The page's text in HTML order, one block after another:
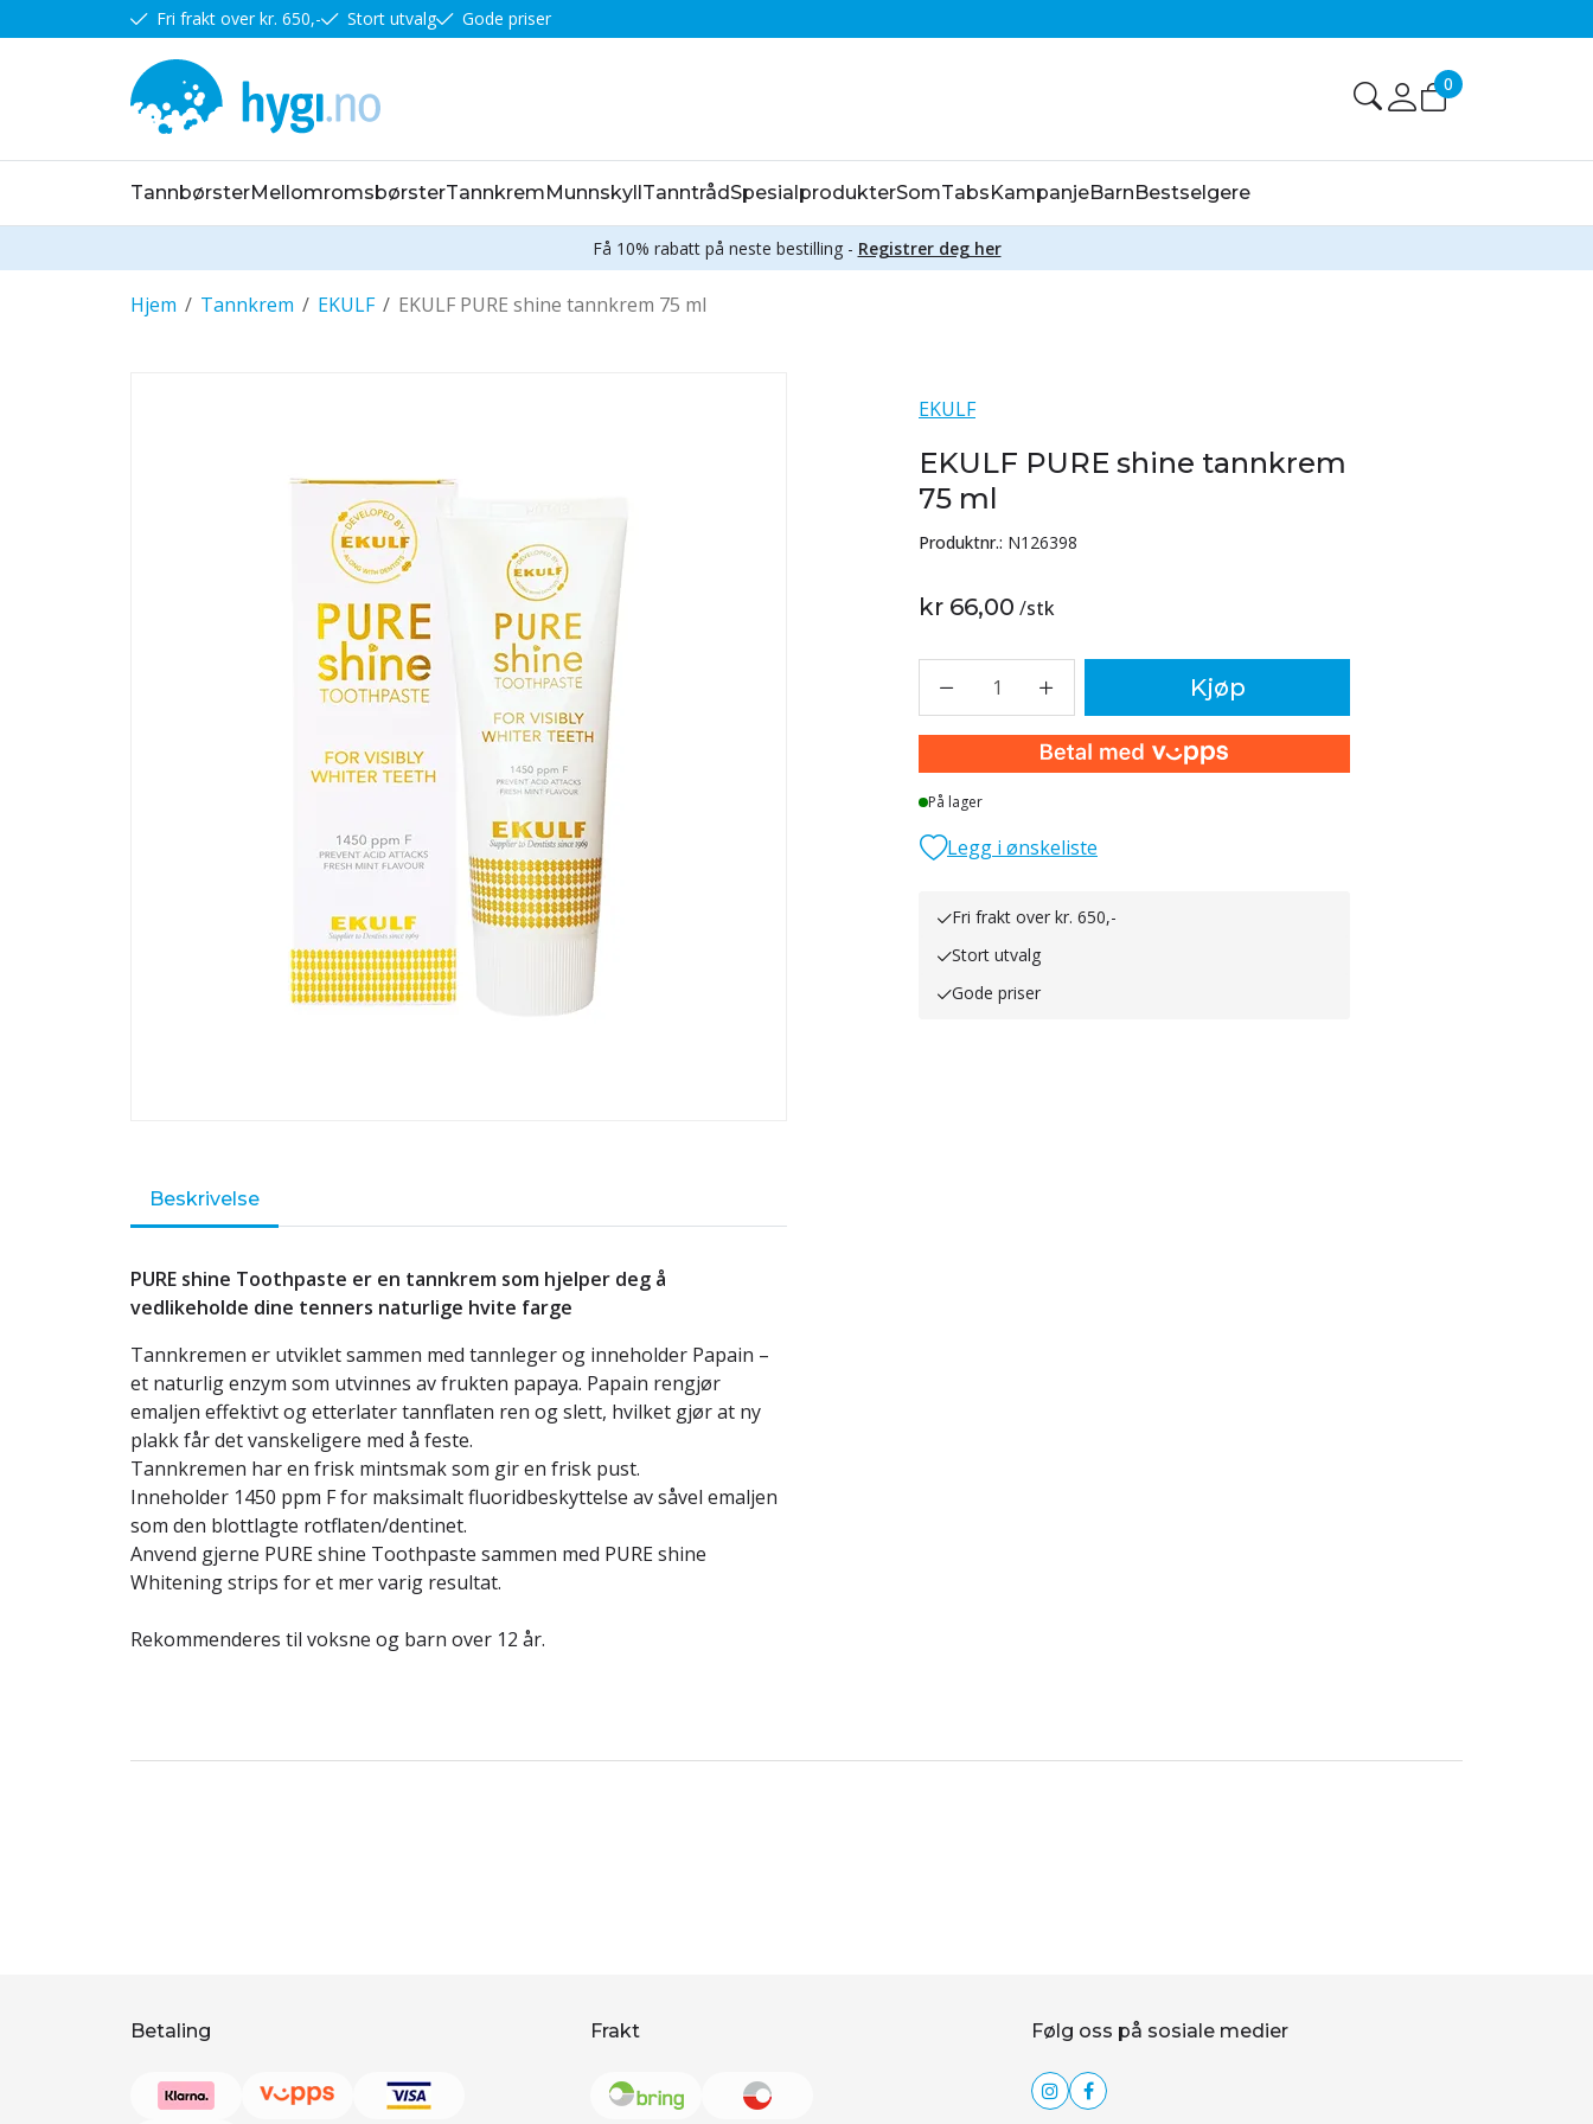
Fri frakt over kr. 650,- Stort utvalg Gode priser
0
TannbørsterMellomromsbørsterTannkremMunnskyllTanntrådSpesialprodukterSomTabsKampanjeBarnBestselgere
Få 10% rabatt på neste bestilling - Registrer deg her
/
Hjem /
Tannkrem /
EKULF EKULF PURE shine tannkrem 75 ml
EKULF
EKULF PURE shine tannkrem
75 ml
Produktnr.: N126398
kr 66,00 /stk
1 Kjøp
På lager
Legg i ønskeliste
Fri frakt over kr. 650,-
Stort utvalg
Gode priser
Beskrivelse
PURE shine Toothpaste er en tannkrem som hjelper deg å
vedlikeholde dine tenners naturlige hvite farge
Tannkremen er utviklet sammen med tannleger og inneholder Papain –
et naturlig enzym som utvinnes av frukten papaya. Papain rengjør
emaljen effektivt og etterlater tannflaten ren og slett, hvilket gjør at ny
plakk får det vanskeligere med å feste.
Tannkremen har en frisk mintsmak som gir en frisk pust.
Inneholder 1450 ppm F for maksimalt fluoridbeskyttelse av såvel emaljen
som den blottlagte rotflaten/dentinet.
Anvend gjerne PURE shine Toothpaste sammen med PURE shine
Whitening strips for et mer varig resultat.
Rekommenderes til voksne og barn over 12 år.
Betaling Frakt Følg oss på sosiale medier